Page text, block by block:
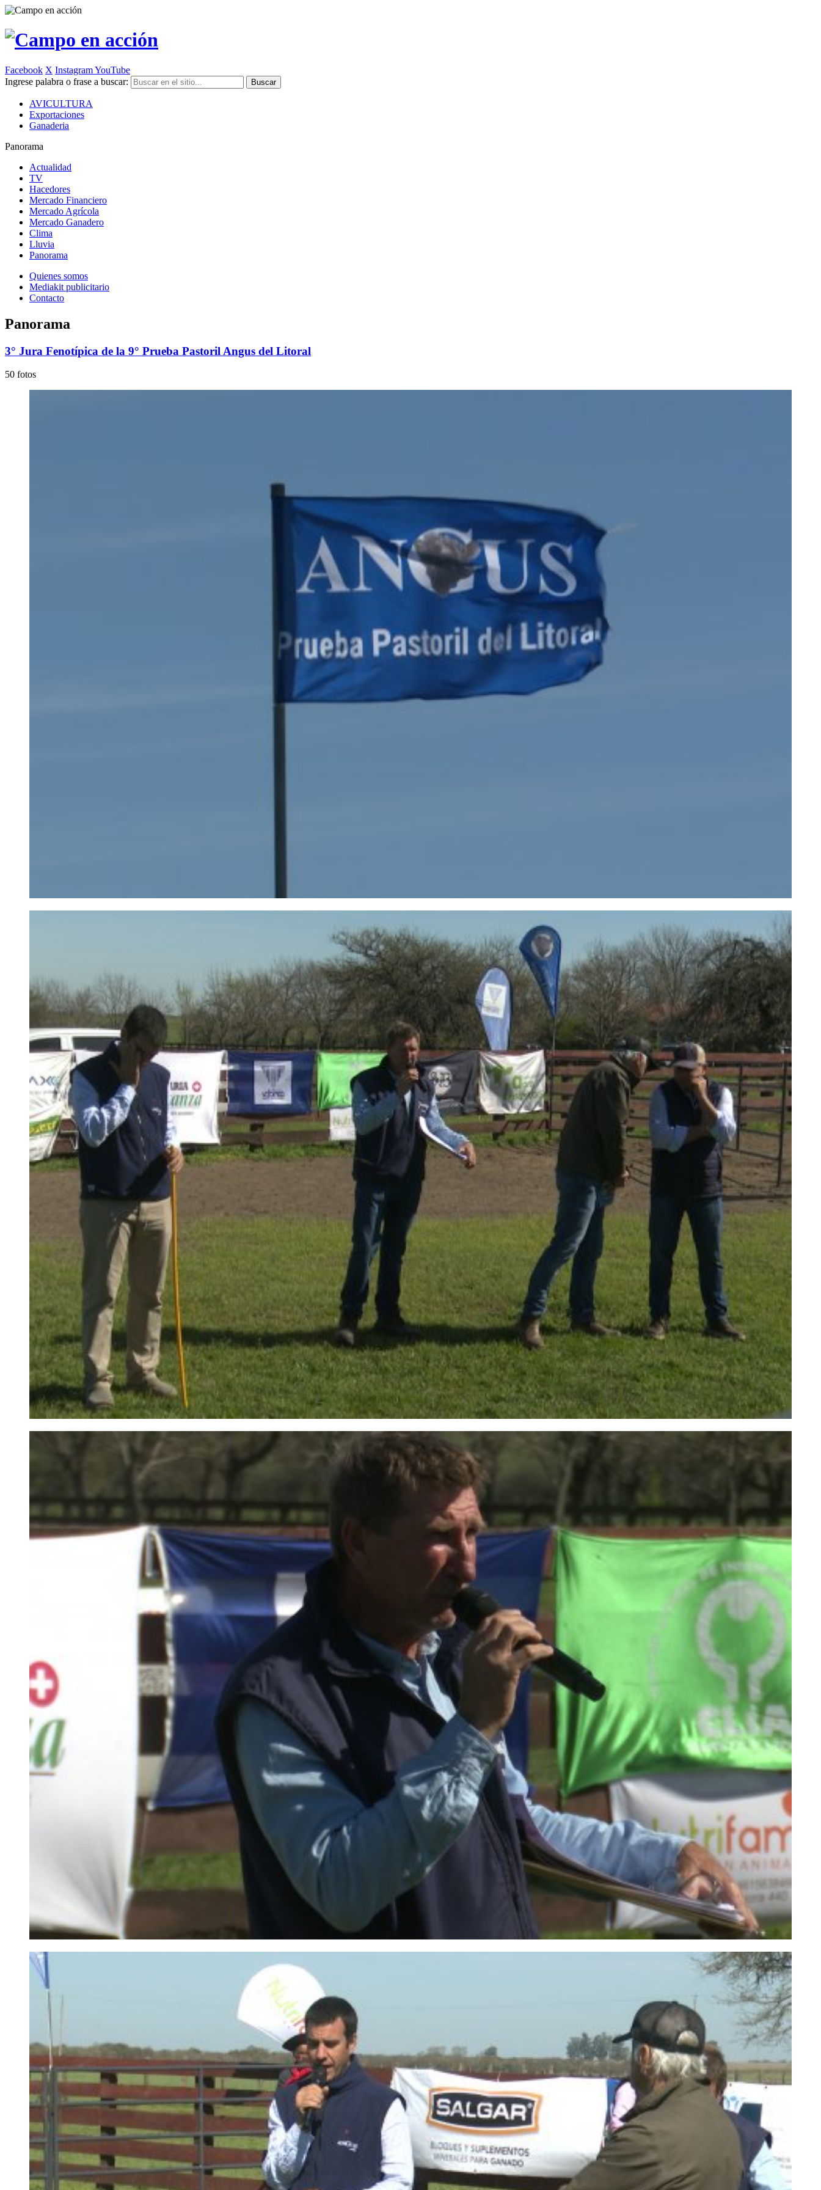
Facebook X InstagramYouTube
Ingrese palabra o frase a buscar:
AVICULTURA
Exportaciones
Ganaderia
Panorama
Actualidad
TV
Hacedores
Mercado Financiero
Mercado Agrícola
Mercado Ganadero
Clima
Lluvia
Panorama
Quienes somos
Mediakit publicitario
Contacto
Panorama
3° Jura Fenotípica de la 9° Prueba Pastoril Angus del Litoral
50 fotos